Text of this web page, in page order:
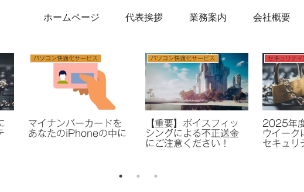
ホームページ 代表挨拶 業務案内 会社概要
快適化サービス
ンバーカードの
についての動画
パソコン快適化サービス
「集客の新常識！
Googleビジネスプロフ
ィール完全入門 」出版
生成AI
生成AIの世界へようこ
そ！